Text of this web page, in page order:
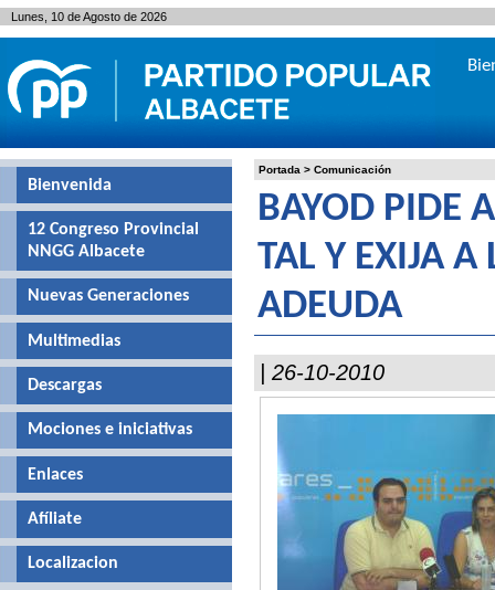
Portada > Comunicación
BAYOD PIDE
TAL Y EXIJA A
ADEUDA
| 26-10-2010
Bienvenida
12 Congreso Provincial
NNGG Albacete
Nuevas Generaciones
Multimedias
Descargas
Mociones e iniciativas
Enlaces
Afíliate
Localizacion
Lunes, 10 de Agosto de 2026